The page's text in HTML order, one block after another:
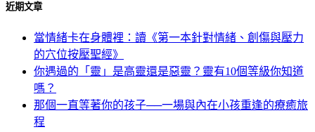
近期文章
當情緒卡在身體裡：讀《第一本針對情緒、創傷與壓力
的穴位按壓聖經》
你遇過的「靈」是高靈還是惡靈？靈有10個等級你知道
嗎？
那個一直等著你的孩子──一場與內在小孩重逢的療癒旅
程